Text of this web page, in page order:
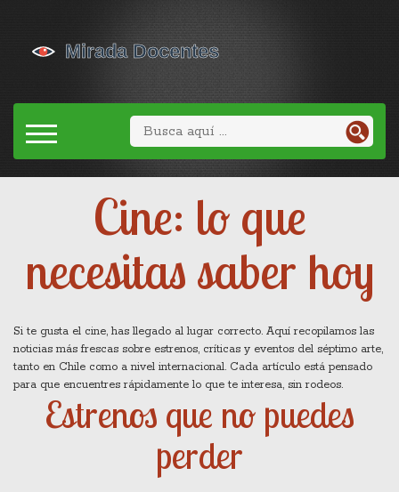
Cine: lo que
necesitas saber hoy
Si te gusta el cine, has llegado al lugar correcto. Aquí recopilamos las
noticias más frescas sobre estrenos, críticas y eventos del séptimo arte,
tanto en Chile como a nivel internacional. Cada artículo está pensado
para que encuentres rápidamente lo que te interesa, sin rodeos.
Estrenos que no puedes
perder